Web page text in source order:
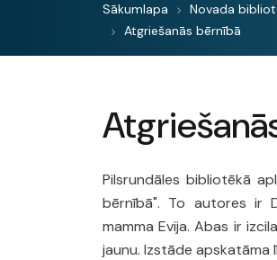
Sākumlapa Novada
Atgriešanās bērnībā
Pilsrundāles bibliotēkā
bērnībā". To autores ir
mamma Evija. Abas ir
jaunu. Izstāde apskatāma